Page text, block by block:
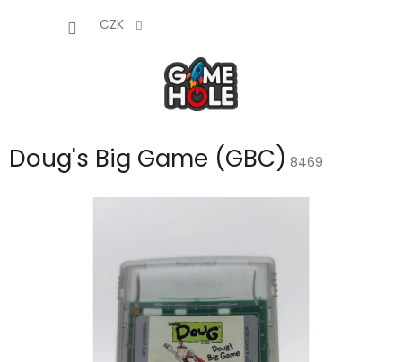
CZK
Doug's Big Game (GBC) 8469